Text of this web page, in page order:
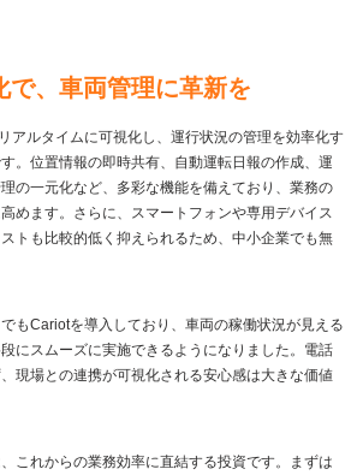
で、車両管理に革新を
アルタイムに可視化し、運行状況の管理を効率化す
。位置情報の即時共有、自動運転日報の作成、運
の一元化など、多彩な機能を備えており、業務の
めます。さらに、スマートフォンや専用デバイス
トも比較的低く抑えられるため、中小企業でも無
もCariotを導入しており、車両の稼働状況が見える
にスムーズに実施できるようになりました。電話
現場との連携が可視化される安心感は大きな価値
これからの業務効率に直結する投資です。まずは